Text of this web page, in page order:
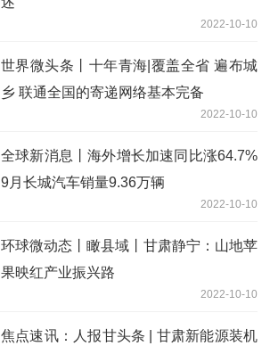
2022-10-10
世界微头条丨十年青海|覆盖全省 遍布城
乡 联通全国的寄递网络基本完备
2022-10-10
全球新消息丨海外增长加速同比涨64.7%
9月长城汽车销量9.36万辆
2022-10-10
环球微动态丨瞰县域丨甘肃静宁：山地苹
果映红产业振兴路
2022-10-10
焦点速讯：人报甘头条 | 甘肃新能源装机